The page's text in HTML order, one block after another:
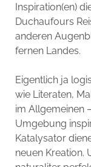
Inspiration(en)
Duchaufours
anderen
fernen Landes.
Eigentlich ja
wie Literaten,
im Allgemeinen
Umgebung
Katalysator
neuen Kreation.